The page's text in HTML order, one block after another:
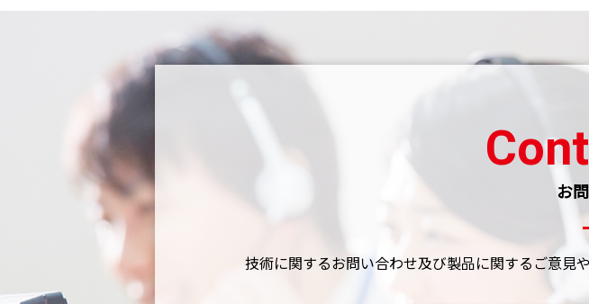
お
技術に関するお問い合わせ及び製品に関するご意見